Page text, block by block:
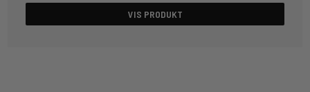
VIS PRODUKT